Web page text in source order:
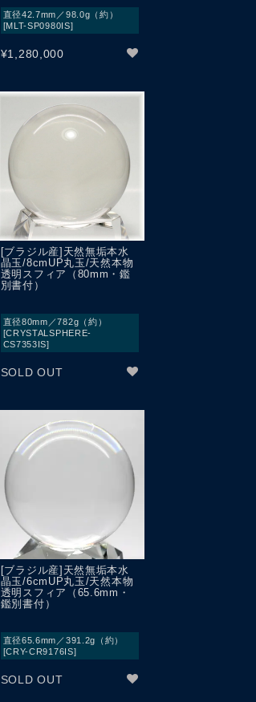
直径42.7mm／98.0g（約）
[MLT-SP0980IS]
¥1,280,000
[ブラジル産]天然無垢本水
晶玉/8cmUP丸玉/天然本物
透明スフィア（80mm・鑑
別書付）
直径80mm／782g（約）
[CRYSTALSPHERE-
CS7353IS]
SOLD OUT
[ブラジル産]天然無垢本水
晶玉/6cmUP丸玉/天然本物
透明スフィア（65.6mm・
鑑別書付）
直径65.6mm／391.2g（約）
[CRY-CR9176IS]
SOLD OUT